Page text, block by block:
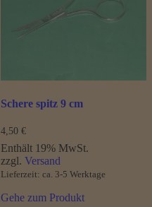
Schere spitz 9 cm
4,50 €
Enthält 19% MwSt.
zzgl. Versand
Lieferzeit: ca. 3-5 Werktage
Gehe zum Produkt